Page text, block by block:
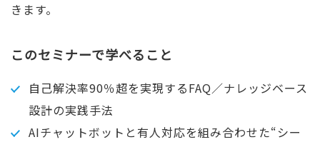
きます。
このセミナーで学べること
自己解決率90％超を実現するFAQ／ナレッジベース
設計の実践手法
AIチャットボットと有人対応を組み合わせた“シー